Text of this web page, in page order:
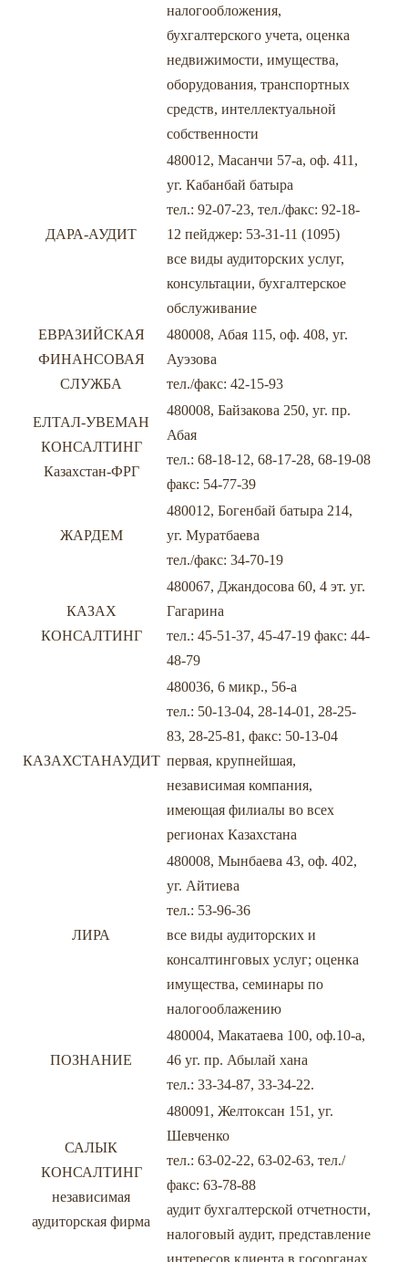
налогообложения,
бухгалтерского учета, оценка
недвижимости, имущества,
оборудования, транспортных
средств, интеллектуальной
собственности
ДАРА-АУДИТ
480012, Масанчи 57-а, оф. 411,
уг. Кабанбай батыра
тел.: 92-07-23, тел./факс: 92-18-
12 пейджер: 53-31-11 (1095)
все виды аудиторских услуг,
консультации, бухгалтерское
обслуживание
ЕВРАЗИЙСКАЯ
ФИНАНСОВАЯ
СЛУЖБА
480008, Абая 115, оф. 408, уг.
Ауэзова
тел./факс: 42-15-93
ЕЛТАЛ-УВЕМАН
КОНСАЛТИНГ
Казахстан-ФРГ
480008, Байзакова 250, уг. пр.
Абая
тел.: 68-18-12, 68-17-28, 68-19-08
факс: 54-77-39
ЖАРДЕМ
480012, Богенбай батыра 214,
уг. Муратбаева
тел./факс: 34-70-19
КАЗАХ
КОНСАЛТИНГ
480067, Джандосова 60, 4 эт. уг.
Гагарина
тел.: 45-51-37, 45-47-19 факс: 44-
48-79
КАЗАХСТАНАУДИТ
480036, 6 микр., 56-а
тел.: 50-13-04, 28-14-01, 28-25-
83, 28-25-81, факс: 50-13-04
первая, крупнейшая,
независимая компания,
имеющая филиалы во всех
регионах Казахстана
ЛИРА
480008, Мынбаева 43, оф. 402,
уг. Айтиева
тел.: 53-96-36
все виды аудиторских и
консалтинговых услуг; оценка
имущества, семинары по
налогооблажению
ПОЗНАНИЕ
480004, Макатаева 100, оф.10-а,
46 уг. пр. Абылай хана
тел.: 33-34-87, 33-34-22.
САЛЫК
КОНСАЛТИНГ
независимая
аудиторская фирма
480091, Желтоксан 151, уг.
Шевченко
тел.: 63-02-22, 63-02-63, тел./
факс: 63-78-88
аудит бухгалтерской отчетности,
налоговый аудит, представление
интересов клиента в госорганах